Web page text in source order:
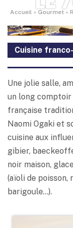
Accueil » Gourmet »
Cuisine
Une jolie salle,
un long comptoir
française
Naomi Ogaki et
cuisine aux
gibier,
noir maison,
(aïoli de poisson,
barigoule…).